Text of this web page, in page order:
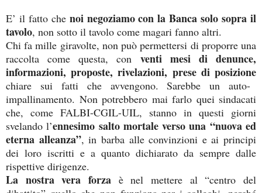
E’ il fatto che noi negoziamo con la Banca solo sopra il
tavolo, non sotto il tavolo come magari fanno altri.
Chi fa mille giravolte, non può permettersi di proporre una
raccolta come questa, con venti mesi di denunce,
informazioni, proposte, rivelazioni, prese di posizione
chiare sui fatti che avvengono. Sarebbe un auto-
impallinamento. Non potrebbero mai farlo quei sindacati
che, come FALBI-CGIL-UIL, stanno in questi giorni
svelando l’ennesimo salto mortale verso una “nuova ed
eterna alleanza”, in barba alle convinzioni e ai principi
dei loro iscritti e a quanto dichiarato da sempre dalle
rispettive dirigenze.
La nostra vera forza è nel mettere al “centro del